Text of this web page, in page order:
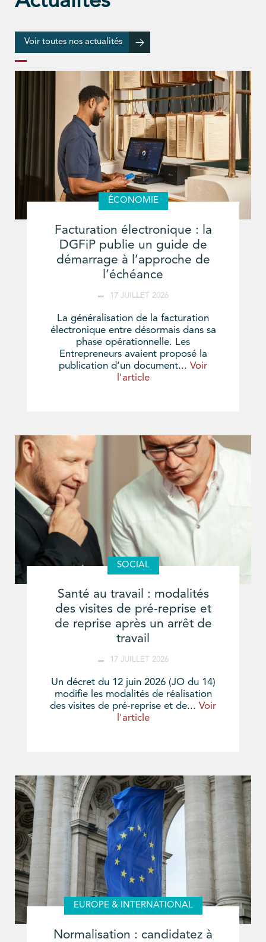
Voir toutes nos actualités
ÉCONOMIE
Facturation électronique : la
DGFiP publie un guide de
démarrage à l’approche de
l’échéance
17 JUILLET 2026
La généralisation de la facturation
électronique entre désormais dans sa
phase opérationnelle. Les
Entrepreneurs avaient proposé la
publication d’un document... Voir
l'article
SOCIAL
Santé au travail : modalités
des visites de pré-reprise et
de reprise après un arrêt de
travail
17 JUILLET 2026
Un décret du 12 juin 2026 (JO du 14)
modifie les modalités de réalisation
des visites de pré-reprise et de... Voir
l'article
EUROPE & INTERNATIONAL
Normalisation : candidatez à